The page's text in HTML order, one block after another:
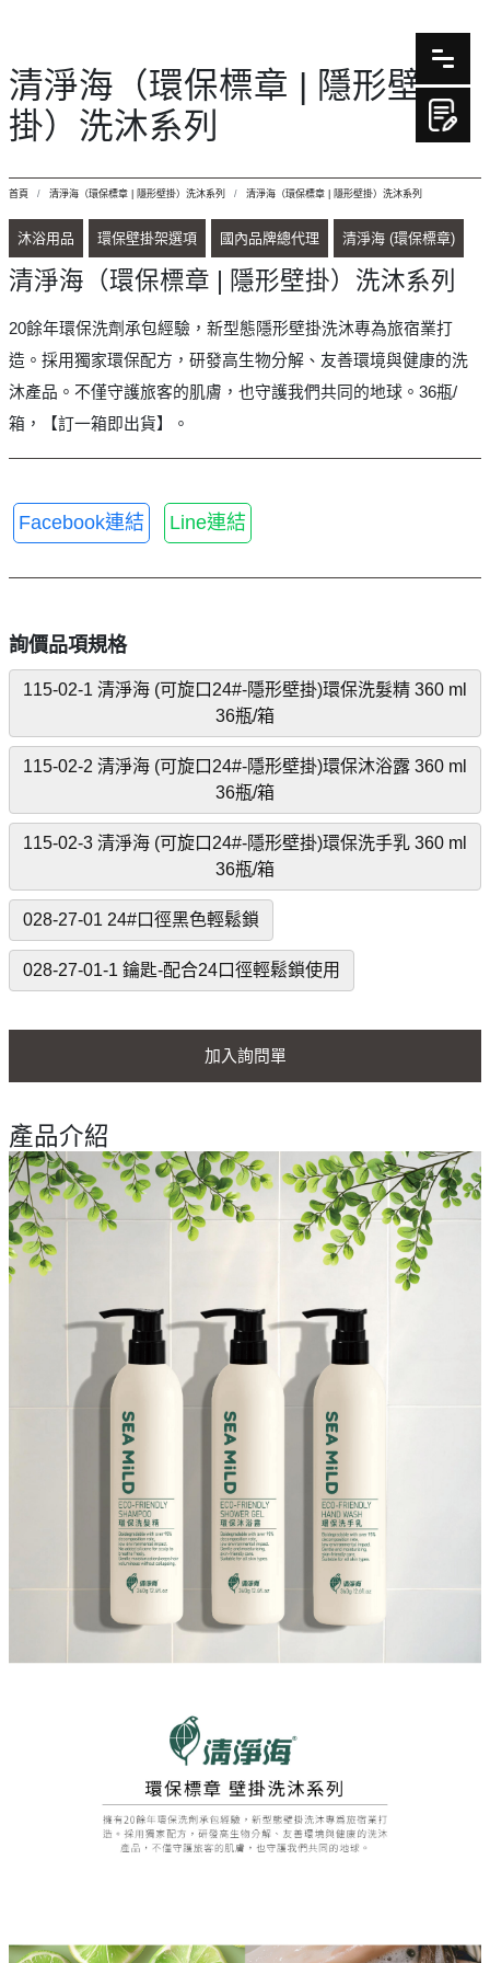
清淨海（環保標章 | 隱形壁
掛）洗沐系列
首頁 清淨海（環保標章 | 隱形壁掛）洗沐系列 清淨海（環保標章 | 隱形壁掛）洗沐系列
沐浴用品 環保壁掛架選項 國內品牌總代理 清淨海 (環保標章)
清淨海（環保標章 | 隱形壁掛）洗沐系列
20餘年環保洗劑承包經驗，新型態隱形壁掛洗沐專為旅宿業打
造。採用獨家環保配方，研發高生物分解、友善環境與健康的洗
沐產品。不僅守護旅客的肌膚，也守護我們共同的地球。36瓶/
箱，【訂一箱即出貨】。
Facebook連結 Line連結
詢價品項規格
115-02-1 清淨海 (可旋口24#-隱形壁掛)環保洗髮精 360 ml
36瓶/箱
115-02-2 清淨海 (可旋口24#-隱形壁掛)環保沐浴露 360 ml
36瓶/箱
115-02-3 清淨海 (可旋口24#-隱形壁掛)環保洗手乳 360 ml
36瓶/箱
028-27-01 24#口徑黑色輕鬆鎖
028-27-01-1 鑰匙-配合24口徑輕鬆鎖使用
加入詢問單
產品介紹